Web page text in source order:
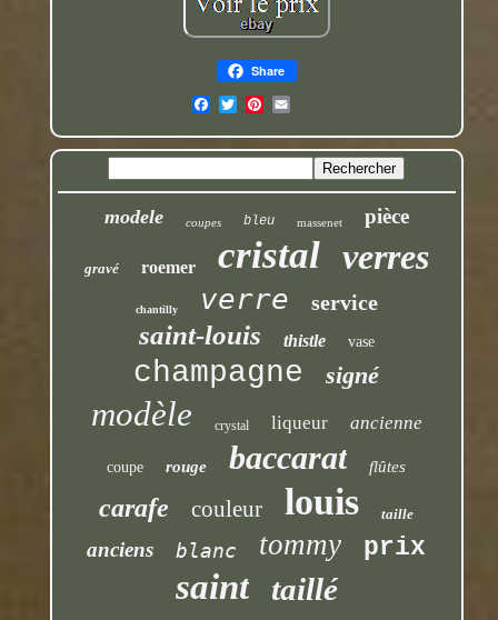
Share
modele coupes bleu massenet pièce
gravé roemer cristal verres
chantilly verre service
saint-louis thistle vase
champagne signé
modèle crystal liqueur ancienne
coupe rouge baccarat flûtes
carafe couleur louis taille
anciens blanc tommy prix
saint taillé